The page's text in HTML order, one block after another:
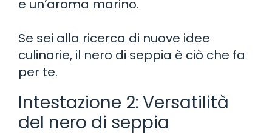
e un’aroma marino.
Se sei alla ricerca di nuove idee
culinarie, il nero di seppia è ciò che fa
per te.
Intestazione 2: Versatilità
del nero di seppia